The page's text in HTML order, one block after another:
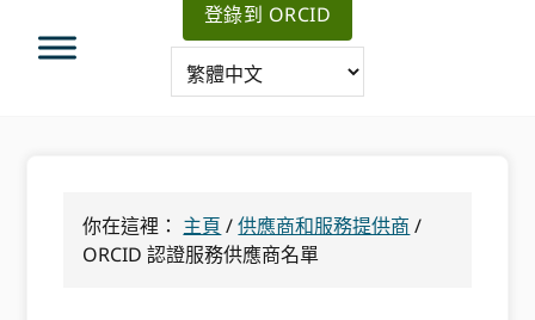
登錄到 ORCID
你在這裡： 主頁 /供應商和服務提供商 /
ORCID 認證服務供應商名單